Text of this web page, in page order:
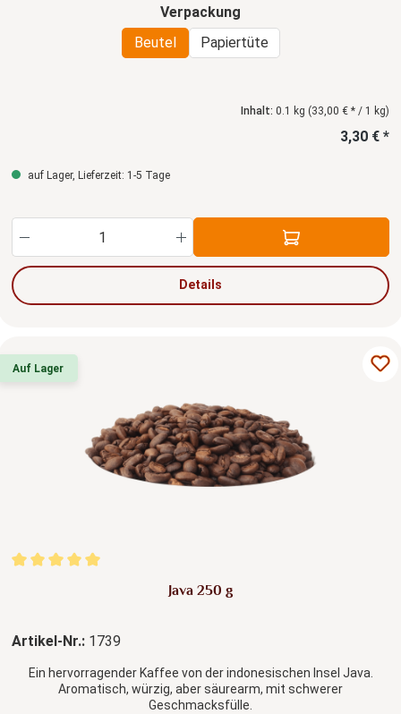
Verpackung
Beutel
Papiertüte
Inhalt: 0.1 kg (33,00 € * / 1 kg)
3,30 € *
auf Lager, Lieferzeit: 1-5 Tage
Produkt Anzahl: Gib den gewünschten Wert
Details
Auf Lager
Durchschnittliche Bewertung von 5 von 5 Sternen
Java 250 g
Artikel-Nr.: 1739
Ein hervorragender Kaffee von der indonesischen Insel Java.
Aromatisch, würzig, aber säurearm, mit schwerer
Geschmacksfülle.